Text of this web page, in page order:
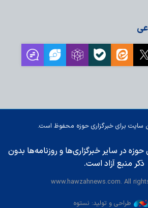
سایت برای خبرگزاری حوزه محفوظ است.
در سایر خبرگزاری‌ها و روزنامه‌ها بدون
ذکر منبع آزاد است.
www.hawzahnews.com. All
طراحی و تولید: نستوه